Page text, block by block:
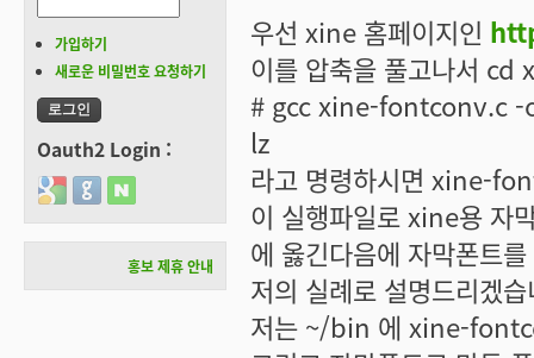
우선 xine 홈페이지인
이를 압축을 풀고나서
# gcc xine-fontconv.c
lz
라고 명령하시면 xine-
이 실행파일로 xine용 자
에 옳긴다음에 자막폰트
저의 실례로 설명드리겠
저는 ~/bin 에 xine-
가입하기
새로운 비밀번호 요청하기
Oauth2 Login :
Login with Google
Login with GitHub
Login with Naver
홍보 제휴 안내